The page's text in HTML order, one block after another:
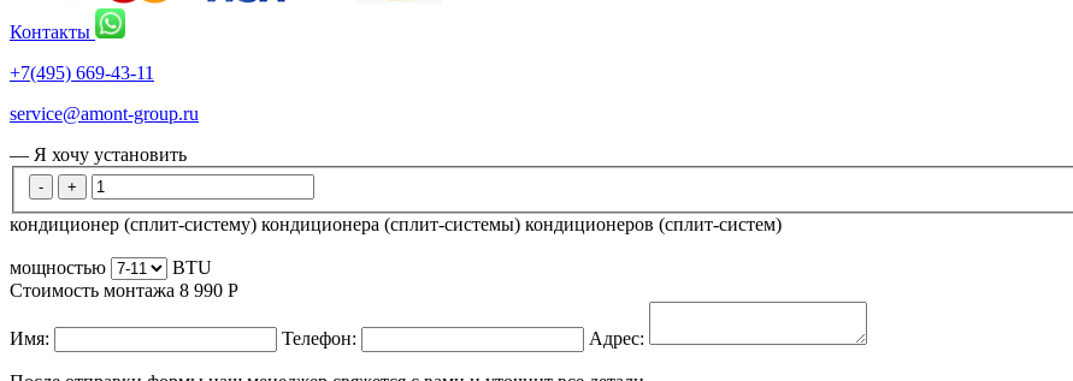
Контакты
+7(495) 669-43-11
service@amont-group.ru
— Я хочу установить
- +
кондиционер (сплит-систему) кондиционера (сплит-системы) кондиционеров (сплит-систем)
мощностью
BTU
Стоимость монтажа 8 990 Р
Имя: Телефон: Адрес: